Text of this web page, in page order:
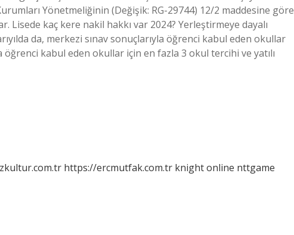
Yönetmeliğinin (Değişik: RG-29744) 12/2 maddesine göre
Lisede kaç kere nakil hakkı var 2024? Yerleştirmeye dayalı
da, merkezi sınav sonuçlarıyla öğrenci kabul eden okullar
kabul eden okullar için en fazla 3 okul tercihi ve yatılı
https://ercmutfak.com.tr knight online nttgame